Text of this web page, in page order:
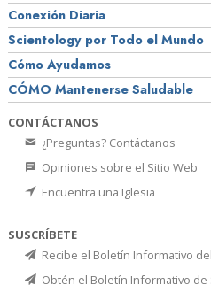
Conexión Diaria
Scientology por Todo el Mundo
Cómo Ayudamos
CÓMO Mantenerse Saludable
CONTÁCTANOS
¿Preguntas? Contáctanos
Opiniones sobre el Sitio Web
Encuentra una Iglesia
SUSCRÍBETE
Recibe el Boletín Informativo
Obtén el Boletín Informativo de